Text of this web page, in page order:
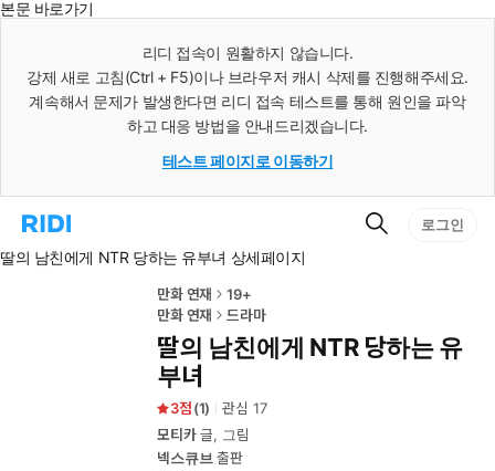
본문 바로가기
리디 접속이 원활하지 않습니다.
강제 새로 고침(Ctrl + F5)이나 브라우저 캐시 삭제를 진행해주세요.
계속해서 문제가 발생한다면 리디 접속 테스트를 통해 원인을 파악
하고 대응 방법을 안내드리겠습니다.
테스트 페이지로 이동하기
리
홈
검
로그인
딸의 남친에게 NTR 당하는 유부녀 상세페이지
만화 연재
19+
만화 연재
드라마
딸의 남친에게 NTR 당하는 유
부녀
3 (1) 관심 17
모티카글, 그림
넥스큐브 출판